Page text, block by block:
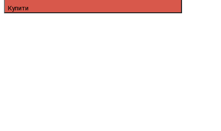
Купити